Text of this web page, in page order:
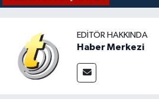
EDITÖR HAKKINDA
Haber Merkezi